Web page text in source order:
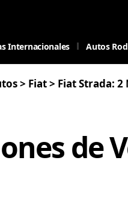
Internacionales Autos
> Fiat> Fiat Strada: 2
de